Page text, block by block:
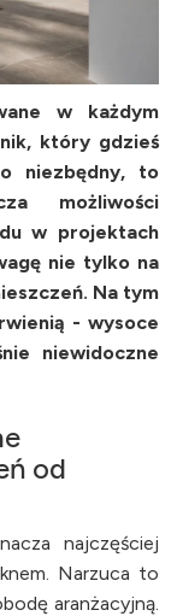
w każdym
który gdzieś
niezbędny, to
możliwości
w projektach
nie tylko na
Na tym
- wysoce
niewidoczne
od
najczęściej
Narzuca to
aranżacyjną.